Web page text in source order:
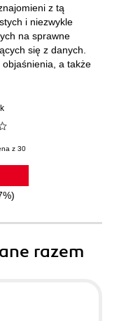
z 30
z tą
i niezwykle
na sprawne
się z danych.
a także
razem